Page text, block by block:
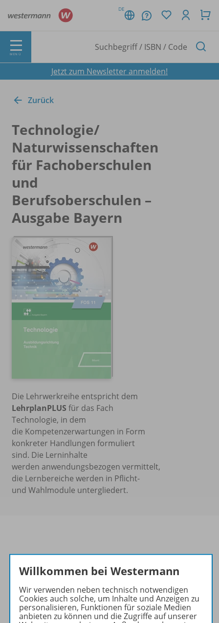
DE
MENÜ
Jetzt zum Newsletter anmelden!
Zurück
Technologie/
Naturwissenschaften
für Fachoberschulen
und
Berufsoberschulen –
Ausgabe Bayern
Die Lehrwerkreihe entspricht dem
LehrplanPLUS für das Fach
Technologie, in dem
die Kompetenzerwartungen in Form
konkreter Handlungen formuliert
sind. Die Lerninhalte
werden anwendungsbezogen vermittelt,
die Lernbereiche werden in Pflicht-
und Wahlmodule untergliedert.
Produkte der Reihe
Willkommen bei Westermann
Wir verwenden neben technisch notwendigen
Cookies auch solche, um Inhalte und Anzeigen zu
personalisieren, Funktionen für soziale Medien
anbieten zu können und die Zugriffe auf unserer